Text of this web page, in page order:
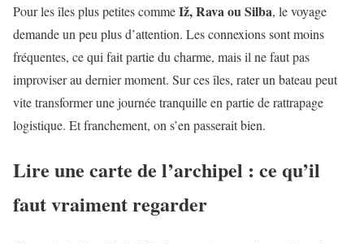
Pour les îles plus petites commeIž, Rava ou Silba, le voyage
demande un peu plus d’attention. Les connexions sont moins
fréquentes, ce qui fait partie du charme, mais il ne faut pas
improviser au dernier moment. Sur ces îles, rater un bateau peut
vite transformer une journée tranquille en partie de rattrapage
logistique. Et franchement, on s’en passerait bien.
Lire une carte de l’archipel : ce qu’il
faut vraiment regarder